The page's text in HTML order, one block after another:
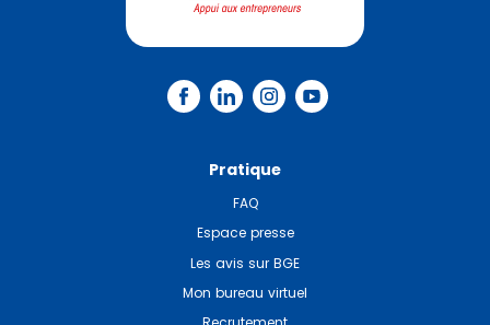
Pratique
FAQ
Espace presse
Les avis sur BGE
Mon bureau virtuel